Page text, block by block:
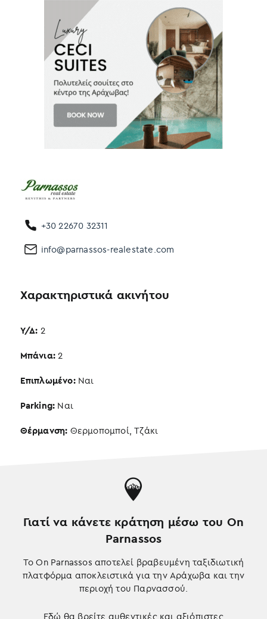
+30 22670 32311
info@parnassos-realestate.com
Χαρακτηριστικά ακινήτου
Υ/Δ: 2
Μπάνια:2
Επιπλωμένο: Ναι
Parking: Ναι
Θέρμανση: Θερμοπομποί, Τζάκι
Γιατί να κάνετε κράτηση μέσω του On
Parnassos
Το On Parnassos αποτελεί βραβευμένη ταξιδιωτική
πλατφόρμα αποκλειστικά για την Αράχωβα και την
περιοχή του Παρνασσού.
Εδώ θα βρείτε αυθεντικές και αξιόπιστες